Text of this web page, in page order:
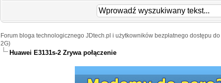
Forum bloga technologicznego JDtech.pl i użytkowników bezpłatnego dostępu
2G)
Huawei E3131s-2 Zrywa połączenie